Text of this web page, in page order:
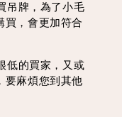
吊牌，為了小毛
買，會更加符合
低的買家，又或
要麻煩您到其他